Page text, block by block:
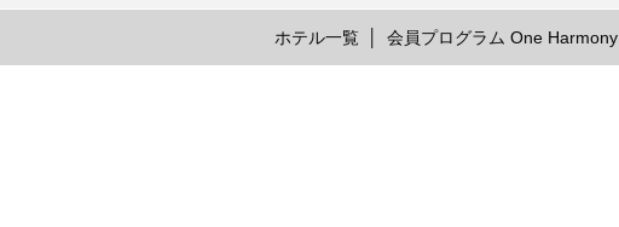
ホテル一覧 会員プログラム One Harmony